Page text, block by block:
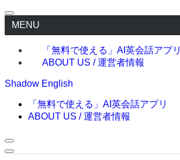
MENU
「無料で使える」AI英会話アプリ
ABOUT US / 運営者情報
Shadow English
「無料で使える」AI英会話アプリ
ABOUT US / 運営者情報